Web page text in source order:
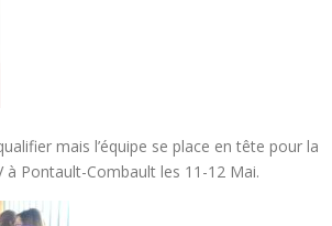
mais l’équipe se place en tête pour la
Pontault-Combault les 11-12 Mai.